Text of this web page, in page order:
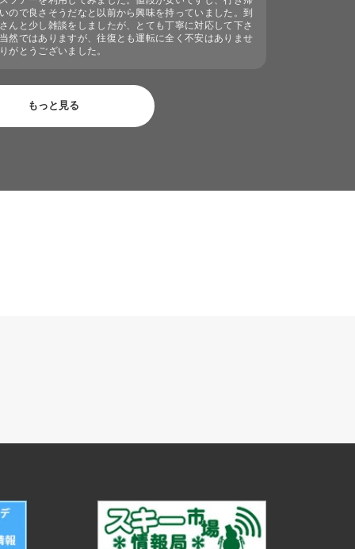
ので良さそうだなと以前から興味を持っていました。到
んと少し雑談をしましたが、とても丁寧に対応して下さ
然ではありますが、往復とも運転に全く不安はありませ
がとうございました。
もっと見る